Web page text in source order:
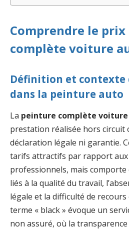
Comprendre le
complète voiture
Définition et contexte
dans la peinture auto
La peinture complète voiture
prestation réalisée hors circuit
déclaration légale ni garantie.
tarifs attractifs par rapport aux
professionnels, mais comporte
liés à la qualité du travail,
légale et la difficulté de recours
terme « black » évoque un
non assuré, où la